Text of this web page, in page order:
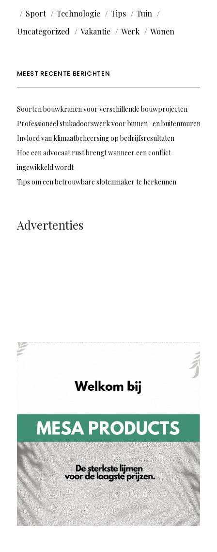
Sport
Technologie Tips
Tuin
Uncategorized
Vakantie Werk Wonen
MEEST RECENTE BERICHTEN
Soorten bouwkranen voor verschillende bouwprojecten
Professioneel stukadoorswerk voor binnen- en buitenmuren
Invloed van klimaatbeheersing op bedrijfsresultaten
Hoe een advocaat rust brengt wanneer een conflict
ingewikkeld wordt
Tips om een betrouwbare slotenmaker te herkennen
Advertenties